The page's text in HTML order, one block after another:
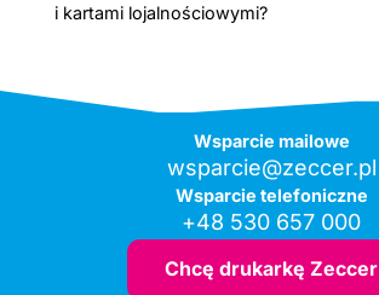
i kartami lojalnościowymi?
Wsparcie mailowe
wsparcie@zeccer.pl
Wsparcie telefoniczne
+48 530 657 000
Chcę drukarkę Zeccer